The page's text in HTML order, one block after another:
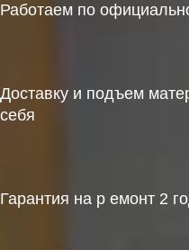
Работаем по
Доставку и подъем
себя
Гарантия на р емонт 2